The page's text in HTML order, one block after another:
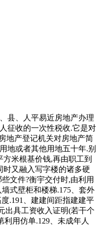
县、人平易近房地产办理
征收的一次性税收.它是对
地产登记机关对房地产简
地或者其他用地五十年.别
米根基价钱,再由职工到
又融入写字楼的诸多硬
文件?衡宇交付时,由利用
式壁柜和楼梯.175、套外
.191、建建间距指建建平
出具工资收入证明(若干个
用仿单.129、未成年人